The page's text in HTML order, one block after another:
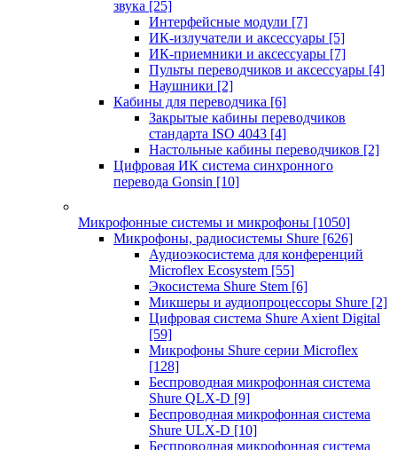
звука [25]
Интерфейсные модули [7]
ИК-излучатели и аксессуары [5]
ИК-приемники и аксессуары [7]
Пульты переводчиков и аксессуары [4]
Наушники [2]
Кабины для переводчика [6]
Закрытые кабины переводчиков
стандарта ISO 4043 [4]
Настольные кабины переводчиков [2]
Цифровая ИК система синхронного
перевода Gonsin [10]
Микрофонные системы и микрофоны [1050]
Микрофоны, радиосистемы Shure [626]
Аудиоэкосистема для конференций
Microflex Ecosystem [55]
Экосистема Shure Stem [6]
Микшеры и аудиопроцессоры Shure [2]
Цифровая система Shure Axient Digital
[59]
Микрофоны Shure серии Microflex
[128]
Беспроводная микрофонная система
Shure QLX-D [9]
Беспроводная микрофонная система
Shure ULX-D [10]
Беспроводная микрофонная система